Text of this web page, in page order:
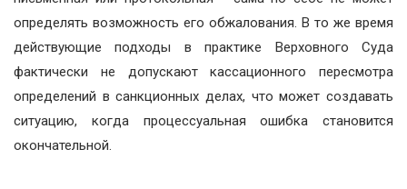
определять возможность его обжалования. В то же время
действующие подходы в практике Верховного Суда
фактически не допускают кассационного пересмотра
определений в санкционных делах, что может создавать
ситуацию, когда процессуальная ошибка становится
окончательной.